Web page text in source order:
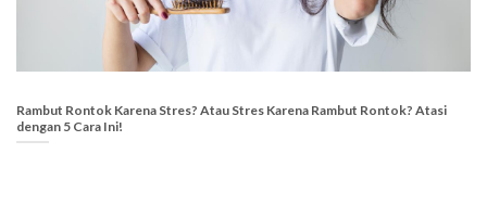
Rambut Rontok Karena Stres? Atau Stres Karena Rambut Rontok? Atasi
dengan 5 Cara Ini!